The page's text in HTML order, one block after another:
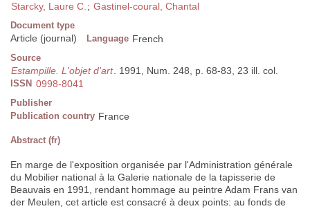
Starcky, Laure C.; Gastinel-coural, Chantal
Document type
Article (journal) Language French
Source
Estampille. L'objet d'art. 1991, Num. 248, p. 68-83, 23 ill. col.
ISSN 0998-8041
Publisher
Publication country France
Abstract (fr)
En marge de l'exposition organisée par l'Administration générale
du Mobilier national à la Galerie nationale de la tapisserie de
Beauvais en 1991, rendant hommage au peintre Adam Frans van
der Meulen, cet article est consacré à deux points: au fonds de